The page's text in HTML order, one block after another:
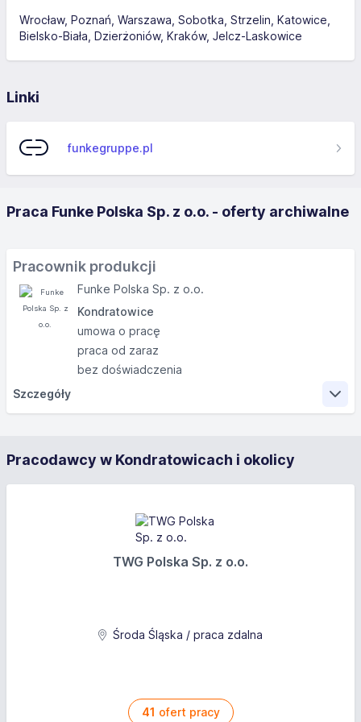
Wrocław Poznań Warszawa Sobotka Strzelin Katowice
Bielsko-Biała Dzierżoniów Kraków Jelcz-Laskowice
Linki
funkegruppe.pl
Praca Funke Polska Sp. z o.o. - oferty archiwalne
Pracownik produkcji
Funke Polska Sp. z o.o.
Kondratowice
umowa o pracę
praca od zaraz
bez doświadczenia
Szczegóły
montaż i pakowanie produktów
obsługa narzędzi ręcznych i elektronarzędzi
obsługa maszyn
dbanie o utrzymanie odpowiedniej jakości
Pracodawcy w Kondratowicach i okolicy
TWG Polska Sp. z o.o.
Środa Śląska / praca zdalna
41 ofert pracy